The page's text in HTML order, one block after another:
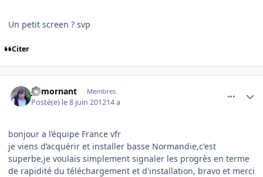
Un petit screen ? svp
Citer
jp.mornant Membres
Posté(e) le 8 juin 201214 a
bonjour a l’équipe France vfr
je viens d’acquérir et installer basse Normandie,c'est
superbe,je voulais simplement signaler les progrès en terme
de rapidité du téléchargement et d'installation, bravo et merci